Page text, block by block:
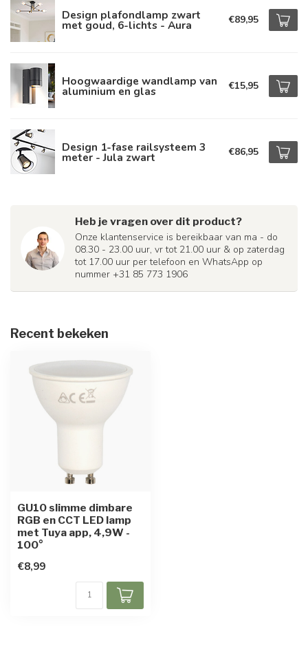
Design plafondlamp zwart
met goud, 6-lichts - Aura €89,95
Hoogwaardige wandlamp van
aluminium en glas €15,95
Design 1-fase railsysteem 3
meter - Jula zwart €86,95
Heb je vragen over dit product?
Onze klantenservice is bereikbaar van ma - do
08.30 - 23.00 uur, vr tot 21.00 uur & op zaterdag
tot 17.00 uur per telefoon en WhatsApp op
nummer +31 85 773 1906
Recent bekeken
GU10 slimme dimbare
RGB en CCT LED lamp
met Tuya app, 4,9W -
100°
€8,99